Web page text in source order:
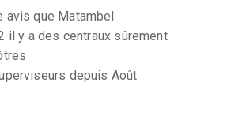
avis que Matambel
il y a des centraux sûrement
depuis Août